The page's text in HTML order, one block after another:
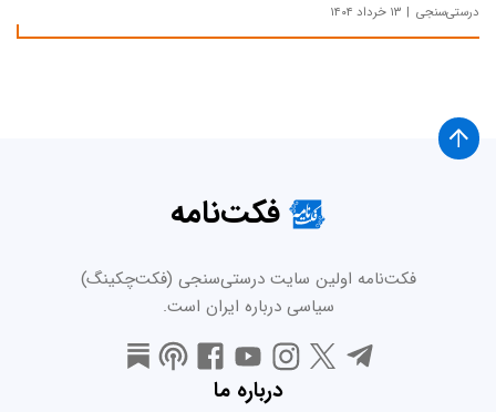
درستی‌سنجی ۱۳ خرداد ۱۴۰۴
فکت‌نامه
فکت‌نامه اولین سایت درستی‌سنجی (فکت‌چکینگ)
سیاسی درباره ایران است.
درباره ما